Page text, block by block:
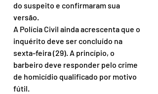
do suspeito e confirmaram sua
versão.
A Polícia Civil ainda acrescenta que o
inquérito deve ser concluído na
sexta-feira (29). A princípio, o
barbeiro deve responder pelo crime
de homicídio qualificado por motivo
fútil.